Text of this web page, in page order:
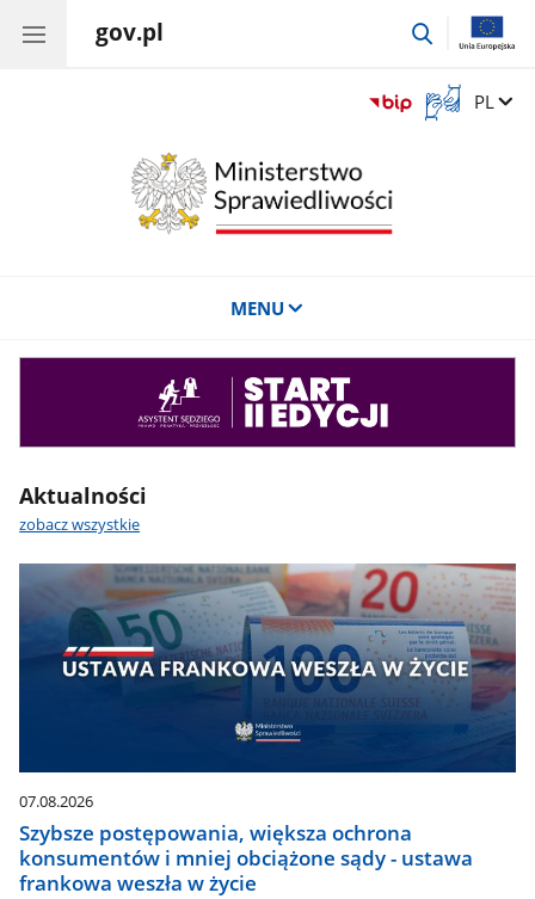
gov.pl
przejdź
Otwórz
okno
Zmień
PL
MENU
Aktualności
zobacz wszystkie
07.08.2026
Szybsze postępowania, większa ochrona
konsumentów i mniej obciążone sądy - ustawa
frankowa weszła w życie